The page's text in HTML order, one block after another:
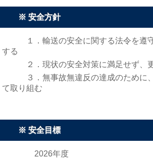
※ 安全方針
１．輸送の安全に関する法令を遵守
する
２．現状の安全対策に満足せず、更
３．無事故無違反の達成のために、
て取り組む
※ 安全目標
2026年度